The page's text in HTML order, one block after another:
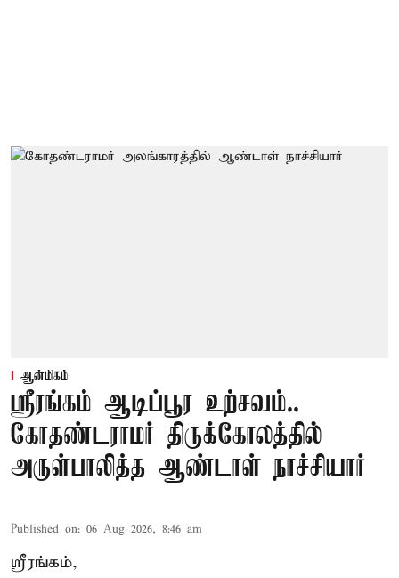
ஆன்மிகம்
ஸ்ரீரங்கம் ஆடிப்பூர உற்சவம்..
கோதண்டராமர் திருக்கோலத்தில்
அருள்பாலித்த ஆண்டாள் நாச்சியார்
Published on: 06 Aug 2026, 8:46 am
ஸ்ரீரங்கம்,